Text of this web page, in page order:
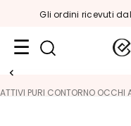
Gli ordini ricevuti
Viaggio
ATTIVI PURI CONTORNO OCCHI